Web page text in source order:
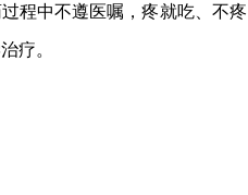
程中不遵医嘱，疼就吃、不疼
疗。